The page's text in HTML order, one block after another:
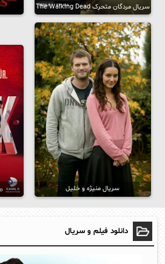
سریال مردگان متحرک The Walking Dead
سریال منیژه و خلیل
دانلود فیلم و سریال